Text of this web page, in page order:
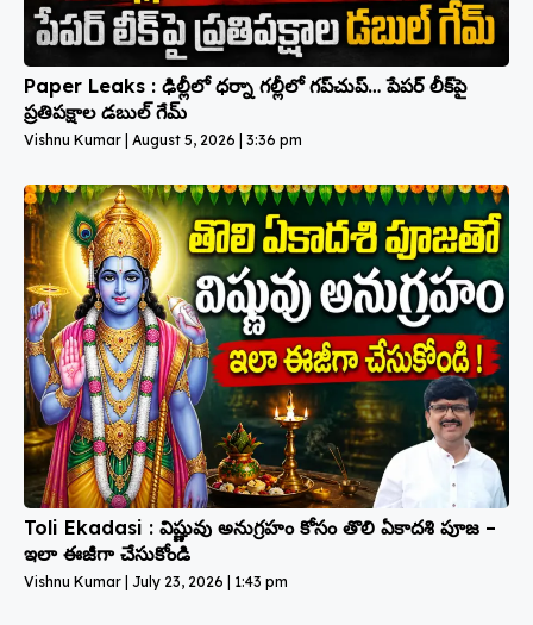
Paper Leaks : ఢిల్లీలో ధర్నా గల్లీలో గప్‌చుప్… పేపర్ లీక్‌పై
ప్రతిపక్షాల డబుల్ గేమ్
Vishnu Kumar August 5, 2026 3:36 pm
Toli Ekadasi : విష్ణువు అనుగ్రహం కోసం తొలి ఏకాదశి పూజ –
ఇలా ఈజీగా చేసుకోండి
Vishnu Kumar July 23, 2026 1:43 pm